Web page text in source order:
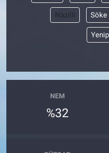
Nazilli Söke
NEM
%32